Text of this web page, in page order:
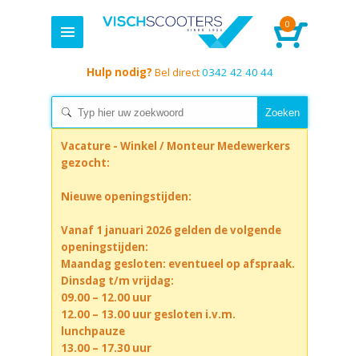
0
Hulp nodig? Bel direct0342 42 40 44
Vacature - Winkel / Monteur Medewerkers
gezocht:
Nieuwe openingstijden:
Vanaf 1 januari 2026 gelden de volgende
openingstijden:
Maandag gesloten: eventueel op afspraak.
Dinsdag t/m vrijdag:
09.00 – 12.00 uur
12.00 – 13.00 uur gesloten i.v.m.
lunchpauze
13.00 – 17.30 uur